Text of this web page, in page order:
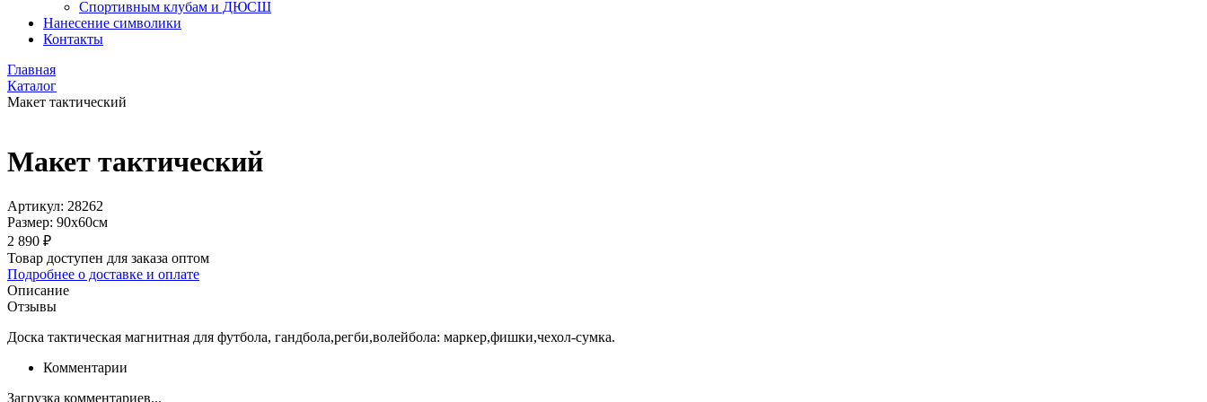
Спортивным клубам и ДЮСШ
Нанесение символики
Контакты
Главная
Каталог
Макет тактический
Макет тактический
Артикул: 28262
Размер: 90х60см
2 890 ₽
Товар доступен для заказа оптом
Подробнее о доставке и оплате
Описание
Отзывы
Доска тактическая магнитная для футбола, гандбола,регби,волейбола: маркер,фишки,чехол-сумка.
Комментарии
Загрузка комментариев...